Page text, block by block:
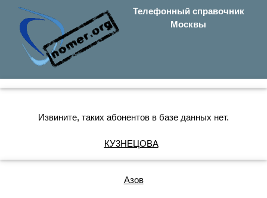
Телефонный справочник
Москвы
Извините, таких абонентов в базе данных нет.
КУ3НЕЦОВА
Азов